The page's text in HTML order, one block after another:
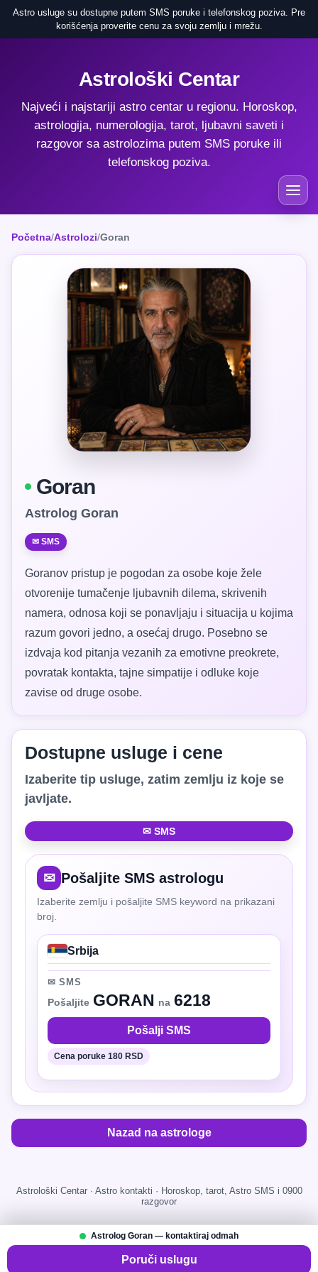
Astro usluge su dostupne putem SMS poruke i telefonskog poziva. Pre
korišćenja proverite cenu za svoju zemlju i mrežu.
Astrološki Centar
Najveći i najstariji astro centar u regionu. Horoskop,
astrologija, numerologija, tarot, ljubavni saveti i
razgovor sa astrolozima putem SMS poruke ili
telefonskog poziva.
Početna/Astrolozi/Goran
Goran
Astrolog Goran
✉ SMS
Goranov pristup je pogodan za osobe koje žele
otvorenije tumačenje ljubavnih dilema, skrivenih
namera, odnosa koji se ponavljaju i situacija u kojima
razum govori jedno, a osećaj drugo. Posebno se
izdvaja kod pitanja vezanih za emotivne preokrete,
povratak kontakta, tajne simpatije i odluke koje
zavise od druge osobe.
Dostupne usluge i cene
Izaberite tip usluge, zatim zemlju iz koje se
javljate.
✉ SMS
✉ Pošaljite SMS astrologu
Izaberite zemlju i pošaljite SMS keyword na prikazani
broj.
Srbija
✉ SMS
Pošaljite GORAN na 6218
Pošalji SMS
Cena poruke 180 RSD
Nazad na astrologe
Astrolog Goran — kontaktiraj odmah
Poruči uslugu
Astrološki Centar · Astro kontakti · Horoskop, tarot, Astro SMS i 0900
razgovor